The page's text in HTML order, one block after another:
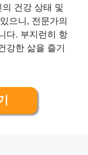
건강 상태 및
으니, 전문가의
다. 부지런히 항
강한 삶을 즐기